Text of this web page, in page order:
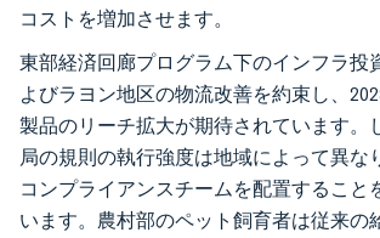
コストを増加させます。
東部経済回廊プログラム下のインフラ投
よびラヨン地区の物流改善を約束し、
製品のリーチ拡大が期待されています。
局の規則の執行強度は地域によって異な
コンプライアンスチームを配置すること
います。農村部のペット飼育者は従来の